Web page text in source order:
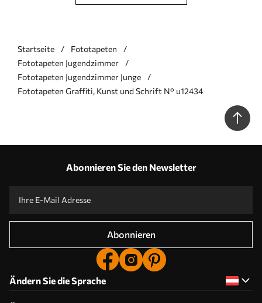
Startseite
Fototapeten
Fototapeten Jugendzimmer
Fototapeten Jugendzimmer Junge
Fototapeten Graffiti, Kunst und Schrift N° u12434
Abonnieren Sie den Newsletter
Abonnieren
Ändern Sie die Sprache